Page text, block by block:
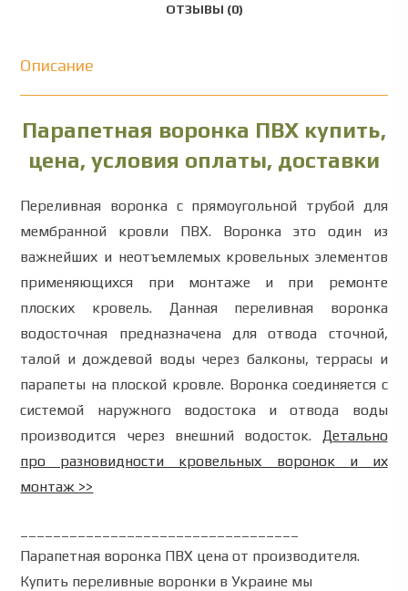
ОТЗЫВЫ (0)
Описание
Парапетная воронка ПВХ купить,
цена, условия оплаты, доставки
Переливная воронка с прямоугольной трубой для
мембранной кровли ПВХ. Воронка это один из
важнейших и неотъемлемых кровельных элементов
применяющихся при монтаже и при ремонте
плоских кровель. Данная переливная воронка
водосточная предназначена для отвода сточной,
талой и дождевой воды через балконы, террасы и
парапеты на плоской кровле. Воронка соединяется с
системой наружного водостока и отвода воды
производится через внешний водосток.
Детально
про разновидности кровельных воронок и их
монтаж >>
Парапетная воронка ПВХ цена от производителя.
Купить переливные воронки в Украине мы